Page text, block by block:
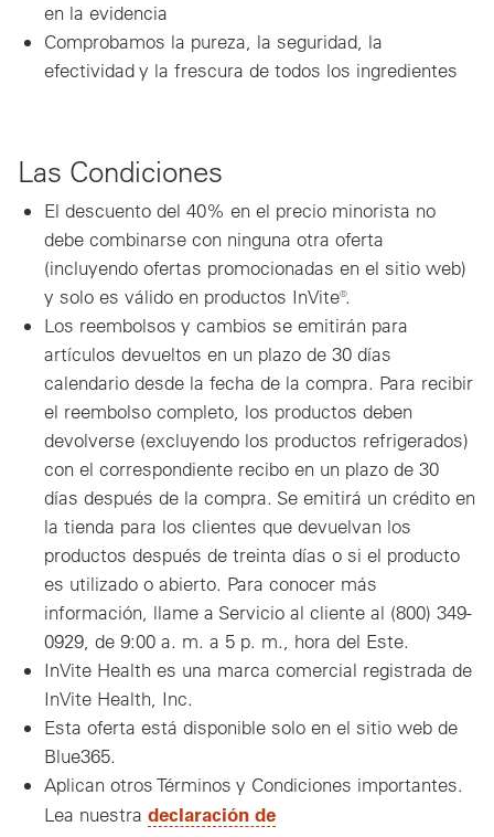
en la evidencia
Comprobamos la pureza, la seguridad, la
efectividad y la frescura de todos los ingredientes
Las Condiciones
El descuento del 40% en el precio minorista no
debe combinarse con ninguna otra oferta
(incluyendo ofertas promocionadas en el sitio web)
y solo es válido en productos InVite®.
Los reembolsos y cambios se emitirán para
artículos devueltos en un plazo de 30 días
calendario desde la fecha de la compra. Para recibir
el reembolso completo, los productos deben
devolverse (excluyendo los productos refrigerados)
con el correspondiente recibo en un plazo de 30
días después de la compra. Se emitirá un crédito en
la tienda para los clientes que devuelvan los
productos después de treinta días o si el producto
es utilizado o abierto. Para conocer más
información, llame a Servicio al cliente al (800) 349-
0929, de 9:00 a. m. a 5 p. m., hora del Este.
InVite Health es una marca comercial registrada de
InVite Health, Inc.
Esta oferta está disponible solo en el sitio web de
Blue365.
Aplican otros Términos y Condiciones importantes.
Lea nuestra declaración de